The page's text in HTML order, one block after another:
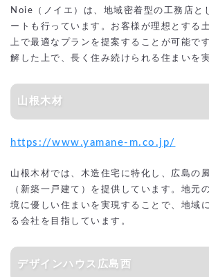
Noie（ノイエ）は、地域密着型の工務店と
ートも行っています。お客様が理想とする
上で最適なプランを提案することが可能で
解した上で、長く住み続けられる住まいを
山根木材
https://www.yamane-m.co.jp/
山根木材では、木造住宅に特化し、広島の
（新築一戸建て）を提供しています。地元
境に優しい住まいを実現することで、地域
る会社を目指しています。
デザインハウス広島西